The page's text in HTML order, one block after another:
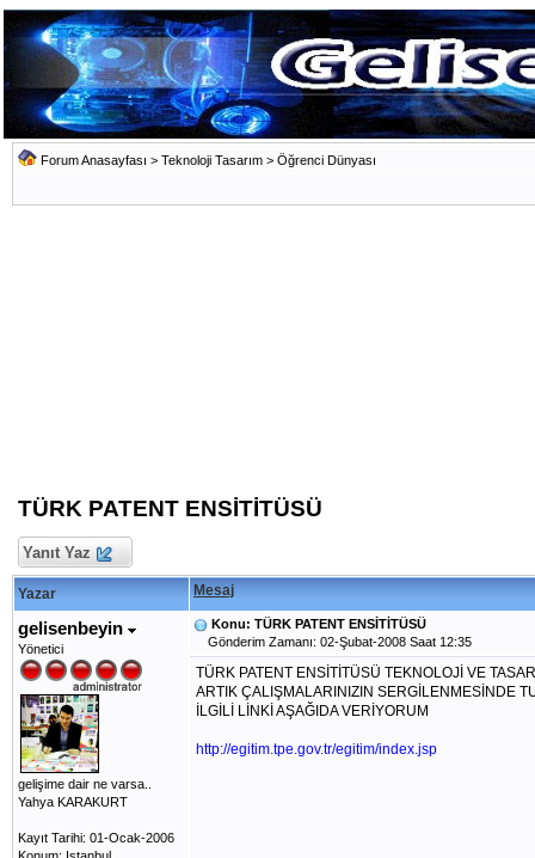
Forum Anasayfası > Teknoloji Tasarım > Öğrenci Dünyası
TÜRK PATENT ENSİTİTÜSÜ
Yanıt Yaz
Yazar Mesaj
gelisenbeyin
Yönetici
gelişime dair ne varsa..
Yahya KARAKURT
Kayıt Tarihi: 01-Ocak-2006
Konu: TÜRK PATENT ENSİTİTÜSÜ
Gönderim Zamanı: 02-Şubat-2008 Saat 12:35
TÜRK PATENT ENSİTİTÜSÜ TEKNOLOJİ VE
ARTIK ÇALIŞMALARINIZIN SERGİLENMESİNDE
İLGİLİ LİNKİ AŞAĞIDA VERİYORUM
http://egitim.tpe.gov.tr/egitim/index.jsp